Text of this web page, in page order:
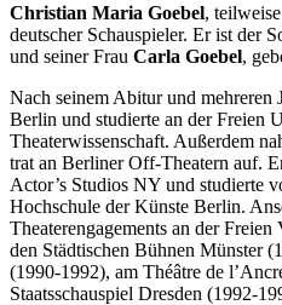
Christian Maria Goebel,
deutscher Schauspieler. Er ist der
und seiner Frau Carla Goebel,
Nach seinem Abitur und mehreren
Berlin und studierte an der Freien
Theaterwissenschaft. Außerdem
trat an Berliner Off-Theatern auf.
Actor’s Studios NY und studierte
Hochschule der Künste Berlin.
Theaterengagements an der
den Städtischen Bühnen Münster
(1990-1992), am Théâtre de
Staatsschauspiel Dresden (1992-